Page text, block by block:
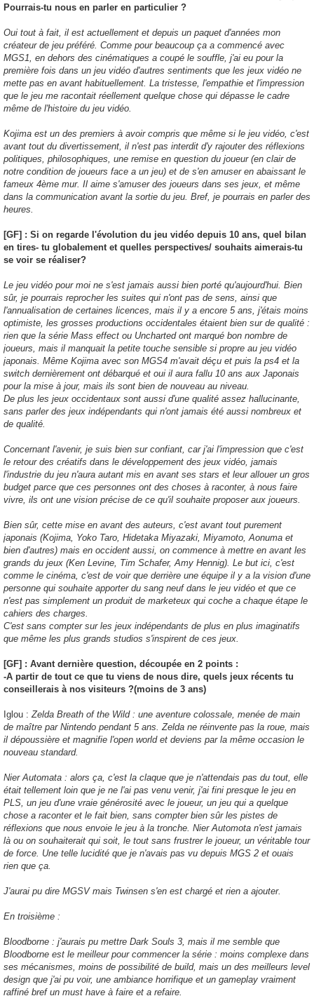
Pourrais-tu nous en parler en particulier ?
Oui tout à fait, il est actuellement et depuis un paquet d'années mon
créateur de jeu préféré. Comme pour beaucoup ça a commencé avec
MGS1, en dehors des cinématiques a coupé le souffle, j'ai eu pour la
première fois dans un jeu vidéo d'autres sentiments que les jeux vidéo ne
mette pas en avant habituellement. La tristesse, l'empathie et l'impression
que le jeu me racontait réellement quelque chose qui dépasse le cadre
même de l'histoire du jeu vidéo.
Kojima est un des premiers à avoir compris que même si le jeu vidéo, c'est
avant tout du divertissement, il n'est pas interdit d'y rajouter des réflexions
politiques, philosophiques, une remise en question du joueur (en clair de
notre condition de joueurs face a un jeu) et de s'en amuser en abaissant le
fameux 4ème mur. Il aime s'amuser des joueurs dans ses jeux, et même
dans la communication avant la sortie du jeu. Bref, je pourrais en parler des
heures.
[GF] : Si on regarde l'évolution du jeu vidéo depuis 10 ans, quel bilan
en tires- tu globalement et quelles perspectives/ souhaits aimerais-tu
se voir se réaliser?
Le jeu vidéo pour moi ne s'est jamais aussi bien porté qu'aujourd'hui. Bien
sûr, je pourrais reprocher les suites qui n'ont pas de sens, ainsi que
l'annualisation de certaines licences, mais il y a encore 5 ans, j'étais moins
optimiste, les grosses productions occidentales étaient bien sur de qualité :
rien que la série Mass effect ou Uncharted ont marqué bon nombre de
joueurs, mais il manquait la petite touche sensible si propre au jeu vidéo
japonais. Même Kojima avec son MGS4 m'avait déçu et puis la ps4 et la
switch dernièrement ont débarqué et oui il aura fallu 10 ans aux Japonais
pour la mise à jour, mais ils sont bien de nouveau au niveau.
De plus les jeux occidentaux sont aussi d'une qualité assez hallucinante,
sans parler des jeux indépendants qui n'ont jamais été aussi nombreux et
de qualité.
Concernant l'avenir, je suis bien sur confiant, car j'ai l'impression que c'est
le retour des créatifs dans le développement des jeux vidéo, jamais
l'industrie du jeu n'aura autant mis en avant ses stars et leur allouer un gros
budget parce que ces personnes ont des choses à raconter, à nous faire
vivre, ils ont une vision précise de ce qu'il souhaite proposer aux joueurs.
Bien sûr, cette mise en avant des auteurs, c'est avant tout purement
japonais (Kojima, Yoko Taro, Hidetaka Miyazaki, Miyamoto, Aonuma et
bien d'autres) mais en occident aussi, on commence à mettre en avant les
grands du jeux (Ken Levine, Tim Schafer, Amy Hennig). Le but ici, c'est
comme le cinéma, c'est de voir que derrière une équipe il y a la vision d'une
personne qui souhaite apporter du sang neuf dans le jeu vidéo et que ce
n'est pas simplement un produit de marketeux qui coche a chaque étape le
cahiers des charges.
C'est sans compter sur les jeux indépendants de plus en plus imaginatifs
que même les plus grands studios s'inspirent de ces jeux.
[GF] : Avant dernière question, découpée en 2 points :
-A partir de tout ce que tu viens de nous dire, quels jeux récents tu
conseillerais à nos visiteurs ?(moins de 3 ans)
Iglou :Zelda Breath of the Wild : une aventure colossale, menée de main
de maître par Nintendo pendant 5 ans. Zelda ne réinvente pas la roue, mais
il dépoussière et magnifie l'open world et deviens par la même occasion le
nouveau standard.
Nier Automata : alors ça, c'est la claque que je n'attendais pas du tout, elle
était tellement loin que je ne l'ai pas venu venir, j'ai fini presque le jeu en
PLS, un jeu d'une vraie générosité avec le joueur, un jeu qui a quelque
chose a raconter et le fait bien, sans compter bien sûr les pistes de
réflexions que nous envoie le jeu à la tronche. Nier Automota n'est jamais
là ou on souhaiterait qui soit, le tout sans frustrer le joueur, un véritable tour
de force. Une telle lucidité que je n'avais pas vu depuis MGS 2 et ouais
rien que ça.
J'aurai pu dire MGSV mais Twinsen s'en est chargé et rien a ajouter.
En troisième :
Bloodborne : j'aurais pu mettre Dark Souls 3, mais il me semble que
Bloodborne est le meilleur pour commencer la série : moins complexe dans
ses mécanismes, moins de possibilité de build, mais un des meilleurs level
design que j'ai pu voir, une ambiance horrifique et un gameplay vraiment
raffiné bref un must have à faire et a refaire.